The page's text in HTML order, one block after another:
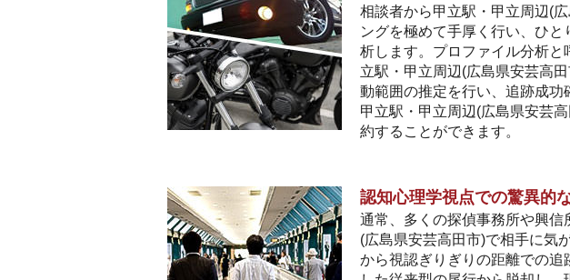
相談者から甲立駅・甲立周辺(
ングを極めて手厚く行い、ひ
析します。プロファイル分析と
立駅・甲立周辺(広島県安芸高
動範囲の推定を行い、追跡成功
甲立駅・甲立周辺(広島県安芸
約することができます。
認知心理学視点での驚異的
通常、多くの探偵事務所や興
(広島県安芸高田市)で相手に気
から視認ぎりぎりの距離での追